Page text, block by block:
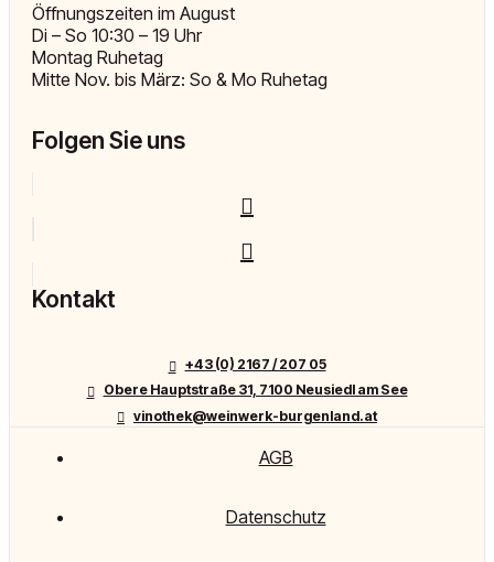
Öffnungszeiten im August
Di – So 10:30 – 19 Uhr
Montag Ruhetag
Mitte Nov. bis März: So & Mo Ruhetag
Folgen Sie uns
Kontakt
+43 (0) 2167 / 207 05
Obere Hauptstraße 31, 7100 Neusiedl am See
vinothek@weinwerk-burgenland.at
AGB
Datenschutz